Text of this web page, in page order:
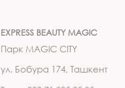
EXPRESS BEAUTY MAGIC
Парк MAGIC CITY
ул. Бобура 174, Ташкент